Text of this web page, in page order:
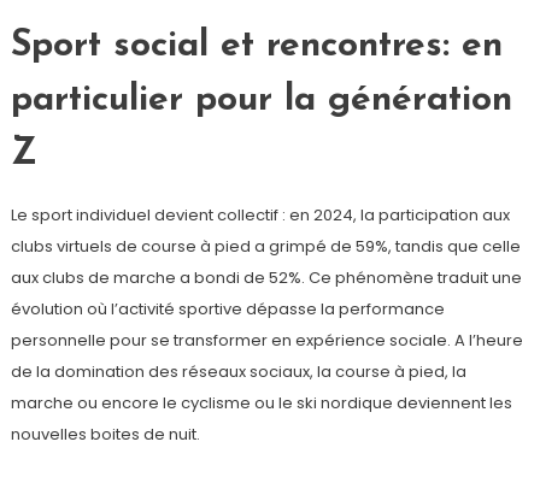
Sport social et rencontres: en
particulier pour la génération
Z
Le sport individuel devient collectif : en 2024, la participation aux
clubs virtuels de course à pied a grimpé de 59%, tandis que celle
aux clubs de marche a bondi de 52%. Ce phénomène traduit une
évolution où l’activité sportive dépasse la performance
personnelle pour se transformer en expérience sociale. A l’heure
de la domination des réseaux sociaux, la course à pied, la
marche ou encore le cyclisme ou le ski nordique deviennent les
nouvelles boites de nuit.